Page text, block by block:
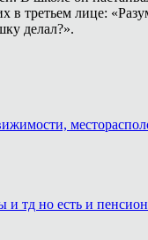
третьем лице:
делал?».
тд но есть и